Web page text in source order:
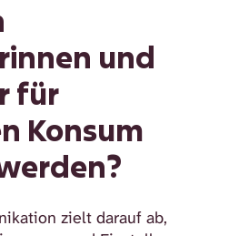
und
für
Konsum
zielt darauf ab,